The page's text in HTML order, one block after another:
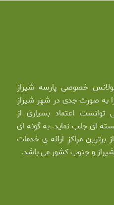
خصوصی پارسه شیراز
خود را به صورت جدی در شهر شیراز
اعتماد بسیاری از
ای جلب نماید. به گونه ای
مراکز ارائه ی خدمات
و جنوب کشور می باشد.